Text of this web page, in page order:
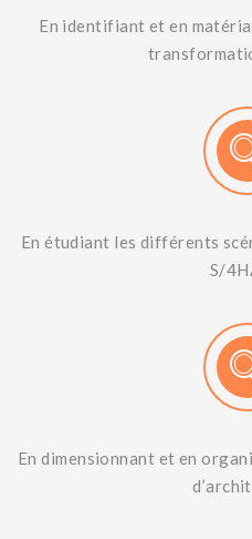
En identifiant et en
En étudiant les différents
S/
En dimensionnant et en